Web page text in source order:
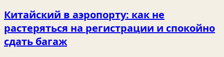
Китайский в аэропорту: как не
растеряться на регистрации и спокойно
сдать багаж